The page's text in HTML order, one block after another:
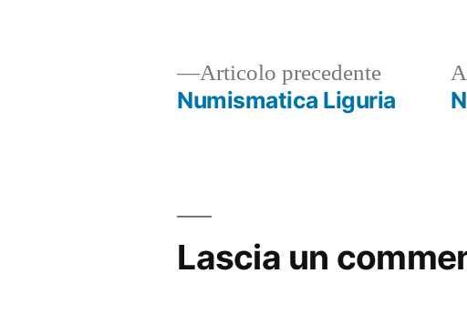
Navigazione
Articolo precedenteArticolo
Numismatica Liguria
Lascia un